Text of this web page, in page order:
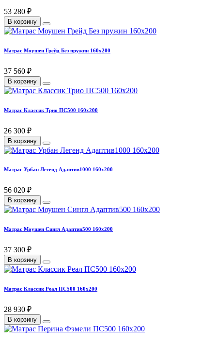
53 280 ₽
В корзину
Матрас Моушен Грейд Без пружин 160х200
37 560 ₽
В корзину
Матрас Классик Трио ПС500 160х200
26 300 ₽
В корзину
Матрас Урбан Легенд Адаптив1000 160х200
56 020 ₽
В корзину
Матрас Моушен Сингл Адаптив500 160х200
37 300 ₽
В корзину
Матрас Классик Реал ПС500 160х200
28 930 ₽
В корзину